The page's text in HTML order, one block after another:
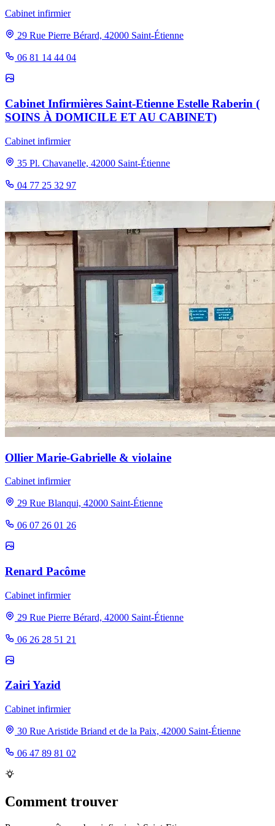
Cabinet infirmier
29 Rue Pierre Bérard, 42000 Saint-Étienne
06 81 14 44 04
Cabinet Infirmières Saint-Etienne Estelle Raberin (
SOINS À DOMICILE ET AU CABINET)
Cabinet infirmier
35 Pl. Chavanelle, 42000 Saint-Étienne
04 77 25 32 97
Ollier Marie-Gabrielle & violaine
Cabinet infirmier
29 Rue Blanqui, 42000 Saint-Étienne
06 07 26 01 26
Renard Pacôme
Cabinet infirmier
29 Rue Pierre Bérard, 42000 Saint-Étienne
06 26 28 51 21
Zairi Yazid
Cabinet infirmier
30 Rue Aristide Briand et de la Paix, 42000 Saint-Étienne
06 47 89 81 02
Comment trouver